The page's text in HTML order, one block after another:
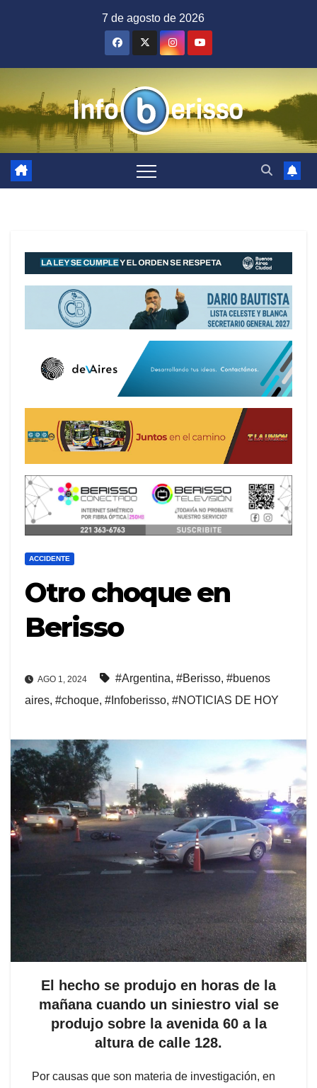
7 de agosto de 2026
ACCIDENTE
Otro choque en
Berisso
AGO 1, 2024 #Argentina, #Berisso, #buenos
aires, #choque, #Infoberisso, #NOTICIAS DE HOY
El hecho se produjo en horas de la
mañana cuando un siniestro vial se
produjo sobre la avenida 60 a la
altura de calle 128.
Por causas que son materia de investigación, en